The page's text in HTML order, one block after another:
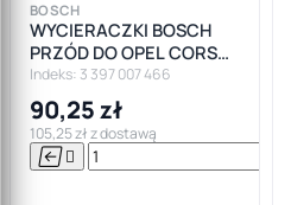
BOSCH
WYCIERACZKI BOSCH
PRZÓD DO OPEL CORSA
D E FIESTA VII FIAT
PUNTO PEUGEOT
Indeks: 3 397 007 466
90,25 zł
105,25 zł z dostawą
 